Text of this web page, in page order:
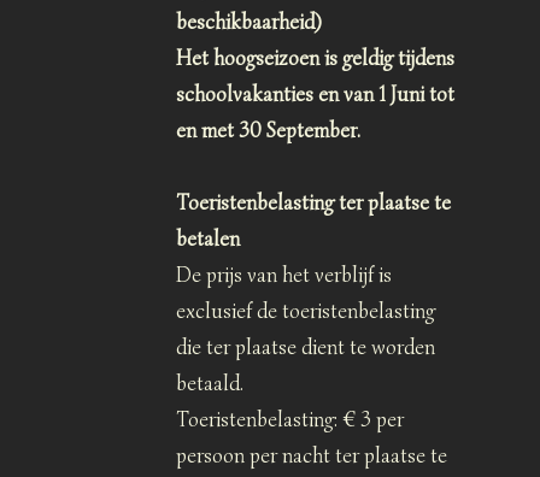
beschikbaarheid)
Het hoogseizoen is geldig tijdens
schoolvakanties en van 1 Juni tot
en met 30 September.
Toeristenbelasting ter plaatse te
betalen
De prijs van het verblijf is
exclusief de toeristenbelasting
die ter plaatse dient te worden
betaald.
Toeristenbelasting: € 3 per
persoon per nacht ter plaatse te